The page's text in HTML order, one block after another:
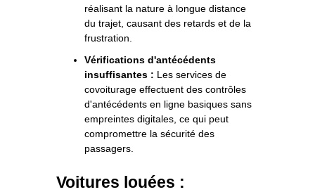
réalisant la nature à longue distance
du trajet, causant des retards et de la
frustration.
Vérifications d'antécédents
insuffisantes : Les services de
covoiturage effectuent des contrôles
d'antécédents en ligne basiques sans
empreintes digitales, ce qui peut
compromettre la sécurité des
passagers.
Voitures louées :